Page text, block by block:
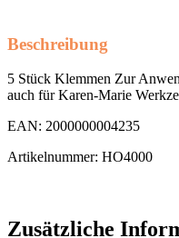
Beschreibung
5 Stück Klemmen Zur
auch für Karen-Marie
EAN: 2000000004235
Artikelnummer: HO4000
Zusätzliche